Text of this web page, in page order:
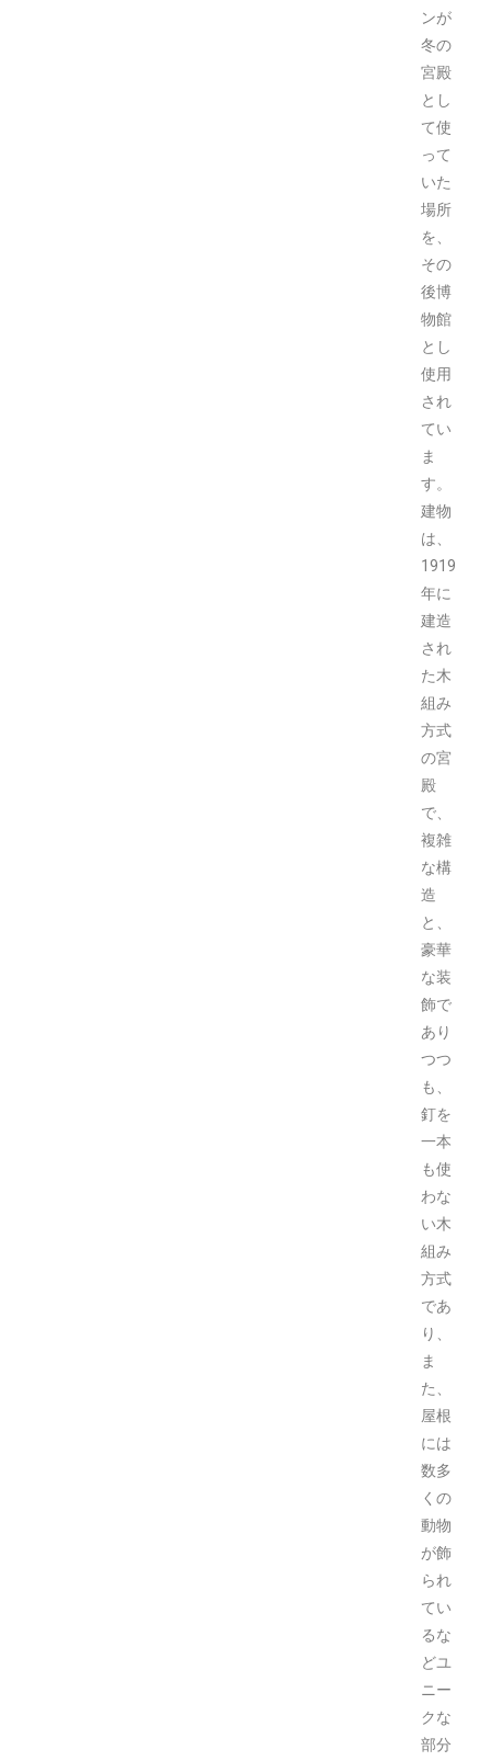
ンが
冬の
宮殿
とし
て使
って
いた
場所
を、
その
後博
物館
とし
使用
され
てい
ま
す。
建物
は、
1919
年に
建造
され
た木
組み
方式
の宮
殿
で、
複雑
な構
造
と、
豪華
な装
飾で
あり
つつ
も、
釘を
一本
も使
わな
い木
組み
方式
であ
り、
ま
た、
屋根
には
数多
くの
動物
が飾
られ
てい
るな
どユ
ニー
クな
部分